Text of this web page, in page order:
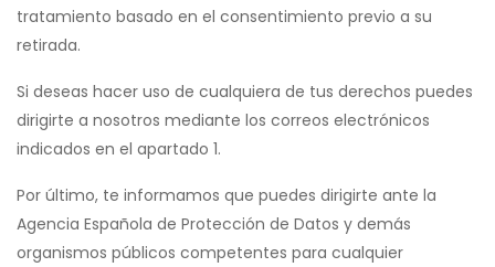
tratamiento basado en el consentimiento previo a su
retirada.
Si deseas hacer uso de cualquiera de tus derechos puedes
dirigirte a nosotros mediante los correos electrónicos
indicados en el apartado 1.
Por último, te informamos que puedes dirigirte ante la
Agencia Española de Protección de Datos y demás
organismos públicos competentes para cualquier